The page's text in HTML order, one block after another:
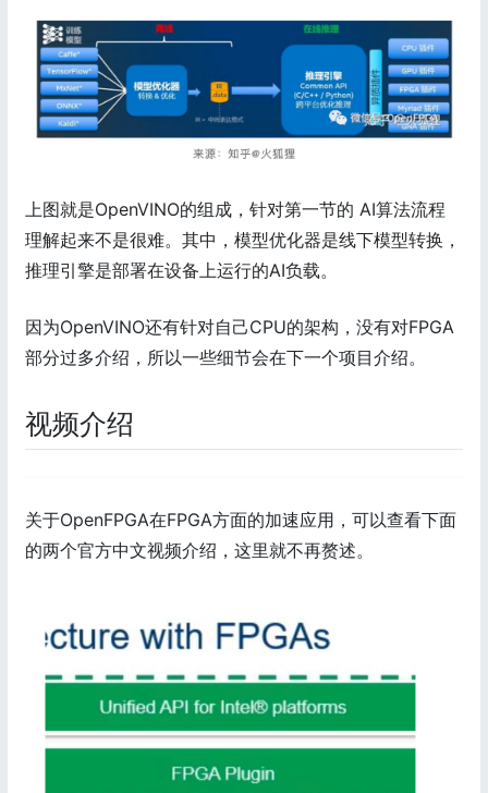
上图就是OpenVINO的组成，针对第一节的 AI算法流程
理解起来不是很难。其中，模型优化器是线下模型转换，
推理引擎是部署在设备上运行的AI负载。
因为OpenVINO还有针对自己CPU的架构，没有对FPGA
部分过多介绍，所以一些细节会在下一个项目介绍。
视频介绍
关于OpenFPGA在FPGA方面的加速应用，可以查看下面
的两个官方中文视频介绍，这里就不再赘述。